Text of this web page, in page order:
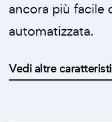
ancora più facile
automatizzata.
Vedi altre